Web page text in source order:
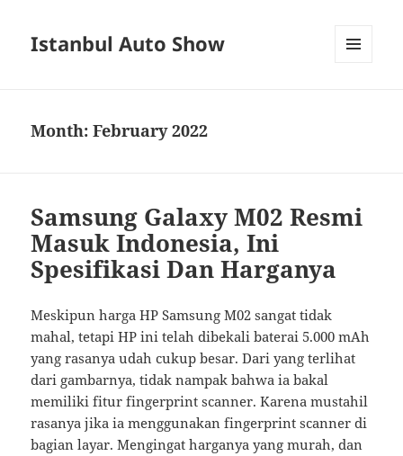
Istanbul Auto Show
Month:February 2022
Samsung Galaxy M02 Resmi
Masuk Indonesia, Ini
Spesifikasi Dan Harganya
Meskipun harga HP Samsung M02 sangat tidak
mahal, tetapi HP ini telah dibekali baterai 5.000 mAh
yang rasanya udah cukup besar. Dari yang terlihat
dari gambarnya, tidak nampak bahwa ia bakal
memiliki fitur fingerprint scanner. Karena mustahil
rasanya jika ia menggunakan fingerprint scanner di
bagian layar. Mengingat harganya yang murah, dan